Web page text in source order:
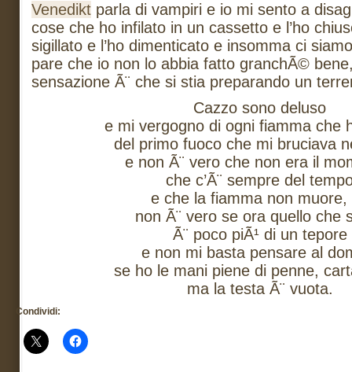
Venedikt parla di vampiri e io mi sento a
cose che ho infilato in un cassetto e l’ho
sigillato e l’ho dimenticato e insomma ci
pare che io non lo abbia fatto granchÃ©
sensazione Ã¨ che si stia preparando un
Cazzo sono deluso
e mi vergogno di ogni fiamma che
del primo fuoco che mi bruciava
e non Ã¨ vero che non era il
che c’Ã¨ sempre del
e che la fiamma non muore,
non Ã¨ vero se ora quello che
Ã¨ poco piÃ¹ di un tepore
e non mi basta pensare al
se ho le mani piene di penne,
ma la testa Ã¨ vuota.
Condividi: